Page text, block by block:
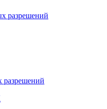
разрешений
разрешений